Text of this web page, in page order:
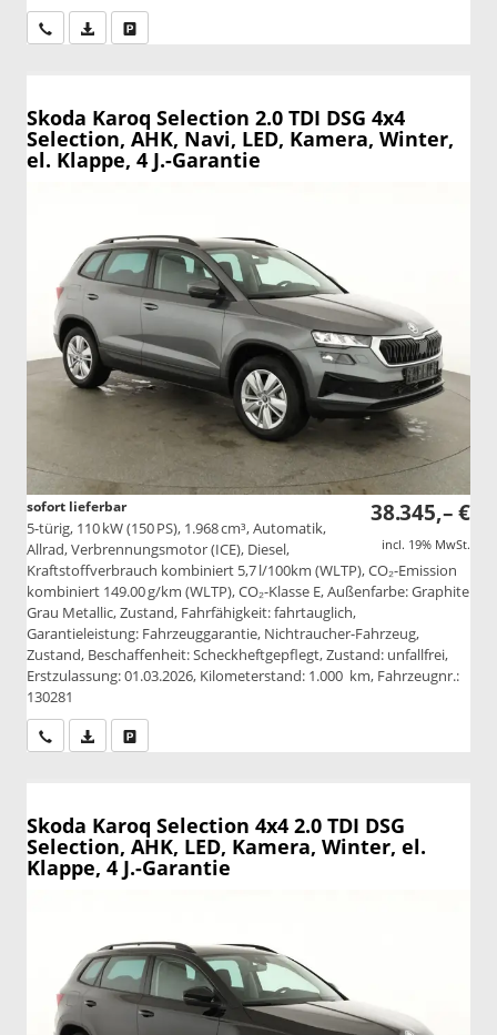
Wir rufen Sie anPDF-Datei, Fahrzeugexposé drucken
Skoda Karoq Selection 2.0 TDI DSG 4x4
Selection, AHK, Navi, LED, Kamera, Winter,
el. Klappe, 4 J.-Garantie
38.345,– €
incl. 19% MwSt.
sofort lieferbar
5-türig, 110 kW (150 PS), 1.968 cm³, Automatik,
Allrad, Verbrennungsmotor (ICE), Diesel,
Kraftstoffverbrauch kombiniert 5,7 l/100km (WLTP), CO₂-Emission
kombiniert 149.00 g/km (WLTP), CO₂-Klasse E, Außenfarbe: Graphite
Grau Metallic, Zustand, Fahrfähigkeit: fahrtauglich,
Garantieleistung: Fahrzeuggarantie, Nichtraucher-Fahrzeug,
Zustand, Beschaffenheit: Scheckheftgepflegt, Zustand: unfallfrei,
Erstzulassung: 01.03.2026, Kilometerstand: 1.000 km, Fahrzeugnr.:
130281
Wir rufen Sie anPDF-Datei, Fahrzeugexposé drucken
Skoda Karoq Selection 4x4 2.0 TDI DSG
Selection, AHK, LED, Kamera, Winter, el.
Klappe, 4 J.-Garantie